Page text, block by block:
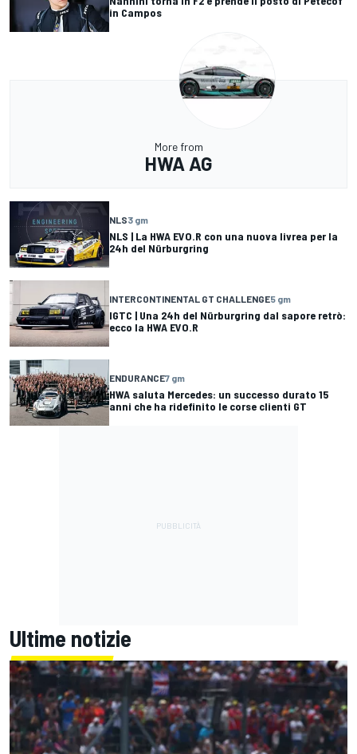
in Campos
More from
HWA AG
NLS3 gm
NLS | La HWA EVO.R con una nuova livrea per la
24h del Nürburgring
INTERCONTINENTAL GT CHALLENGE5 gm
IGTC | Una 24h del Nürburgring dal sapore retrò:
ecco la HWA EVO.R
ENDURANCE7 gm
HWA saluta Mercedes: un successo durato 15
anni che ha ridefinito le corse clienti GT
Ultime notizie